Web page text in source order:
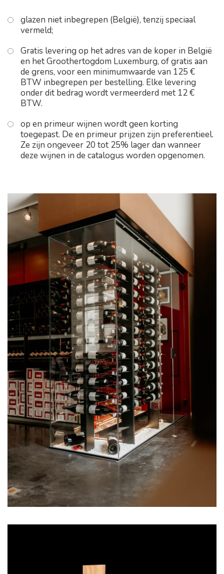
glazen niet inbegrepen (België), tenzij speciaal
vermeld;
Gratis levering op het adres van de koper in België
en het Groothertogdom Luxemburg, of gratis aan
de grens, voor een minimumwaarde van 125 €
BTW inbegrepen per bestelling. Elke levering
onder dit bedrag wordt vermeerderd met 12 €
BTW.
op en primeur wijnen wordt geen korting
toegepast. De en primeur prijzen zijn preferentieel.
Ze zijn ongeveer 20 tot 25% lager dan wanneer
deze wijnen in de catalogus worden opgenomen.